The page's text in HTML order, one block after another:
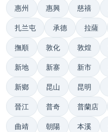
惠州 惠興 慈禧
扎兰屯 承德 拉薩
撫順 敦化 敦煌
新地 新寨 新市
新鄉 昆山 昆明
晉江 普奇 普蘭店
曲靖 朝陽 本溪